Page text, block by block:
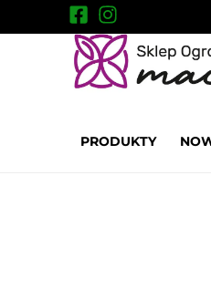
PRODUKTY
Produkty